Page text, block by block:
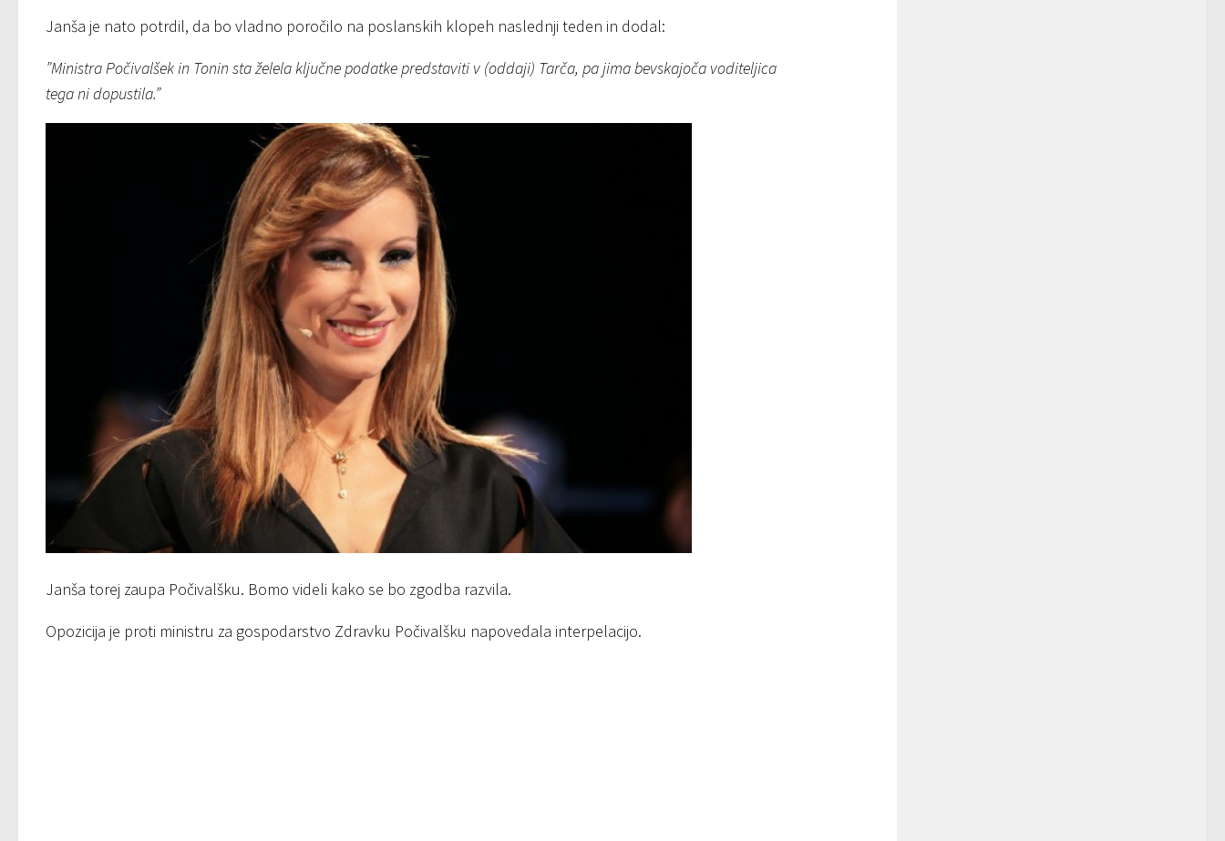
Janša je nato potrdil, da bo vladno poročilo na poslanskih klopeh naslednji teden in dodal:
”Ministra Počivalšek in Tonin sta želela ključne podatke predstaviti v (oddaji) Tarča, pa jima bevskajoča voditeljica
tega ni dopustila.”
Janša torej zaupa Počivalšku. Bomo videli kako se bo zgodba razvila.
Opozicija je proti ministru za gospodarstvo Zdravku Počivalšku napovedala interpelacijo.